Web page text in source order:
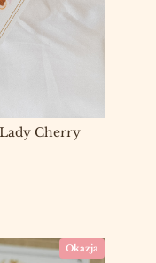
Cherry
Okazja